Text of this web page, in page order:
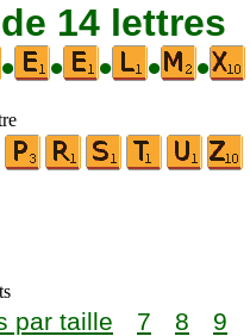
14 lettres
• • • • •
par taille 7 8
9